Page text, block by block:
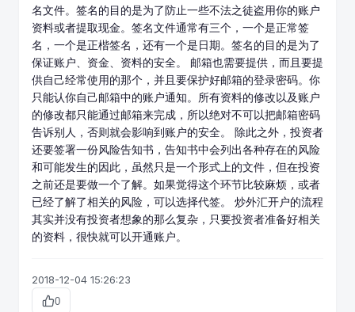
名文件。签名的目的是为了防止一些不法之徒盗用你的账户
资料或者提取现金。签名文件通常有三个，一个是正常签
名，一个是正楷签名，还有一个是日期。签名的目的是为了
保证账户、资金、资料的安全。 邮箱也需要提供，而且要提
供自己经常使用的那个，并且要保护好邮箱的登录密码。你
只能认你自己邮箱中的账户通知。所有资料的修改以及账户
的修改都只能通过邮箱来完成，所以绝对不可以把邮箱密码
告诉别人，否则就会影响到账户的安全。 除此之外，投资者
还要签署一份风险告知书，告知书中会列出各种存在的风险
和可能发生的因此，虽然只是一个形式上的文件，但在投资
之前还是要做一个了解。如果觉得这个环节比较麻烦，或者
已经了解了相关的风险，可以选择代签。 炒外汇开户的流程
其实并没有投资者想象的那么复杂，只要投资者准备好相关
的资料，很快就可以开通账户。
2018-12-04 15:26:23
0